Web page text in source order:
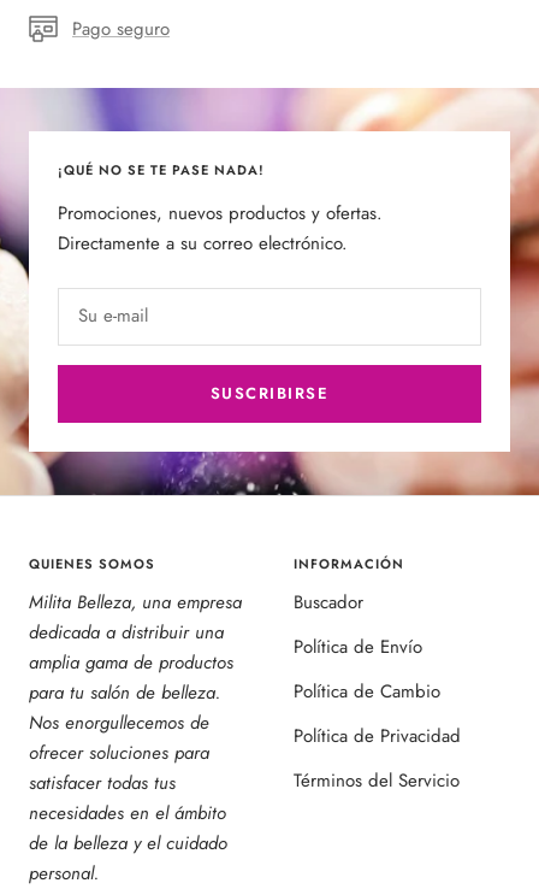
Pago seguro
¡QUÉ NO SE TE PASE NADA!
Promociones, nuevos productos y ofertas.
Directamente a su correo electrónico.
Su e-mail
SUSCRIBIRSE
QUIENES SOMOS
Milita Belleza, una empresa
dedicada a distribuir una
amplia gama de productos
para tu salón de belleza.
Nos enorgullecemos de
ofrecer soluciones para
satisfacer todas tus
necesidades en el ámbito
de la belleza y el cuidado
personal.
INFORMACIÓN
Buscador
Política de Envío
Política de Cambio
Política de Privacidad
Términos del Servicio